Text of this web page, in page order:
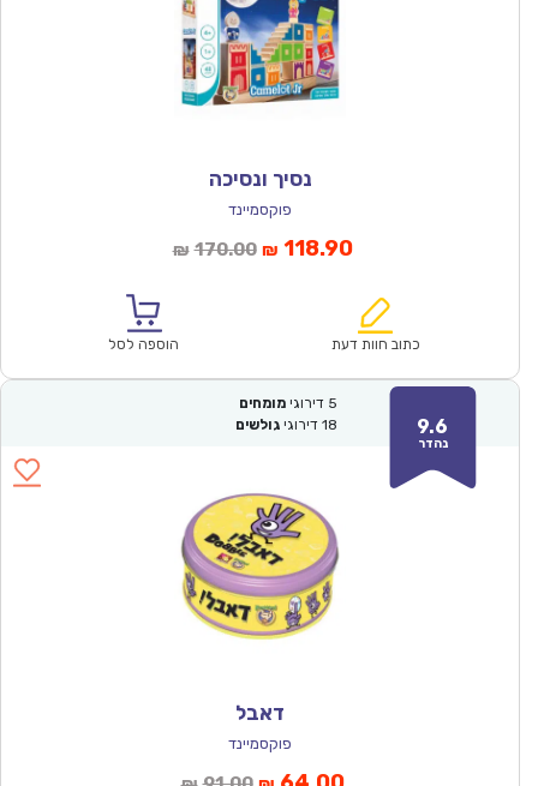
נסיך ונסיכה
פוקסמיינד
₪ 170.00המחיר
₪170.00.
₪ 118.90המחיר
הוא:
כתוב חוות דעת הוספה לסל
9.6
נהדר
5 דירוגי מומחים
18 דירוגי גולשים
דאבל
פוקסמיינד